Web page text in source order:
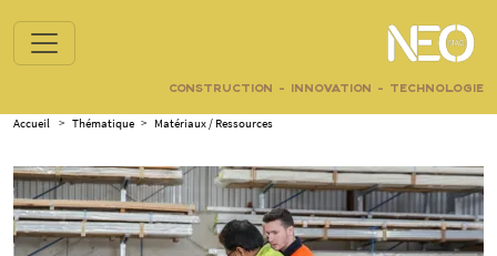
CONSTRUCTION - INNOVATION - TECHNOLOGIE
Accueil > Thématique > Matériaux / Ressources